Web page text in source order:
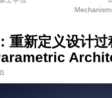
新定义设计过